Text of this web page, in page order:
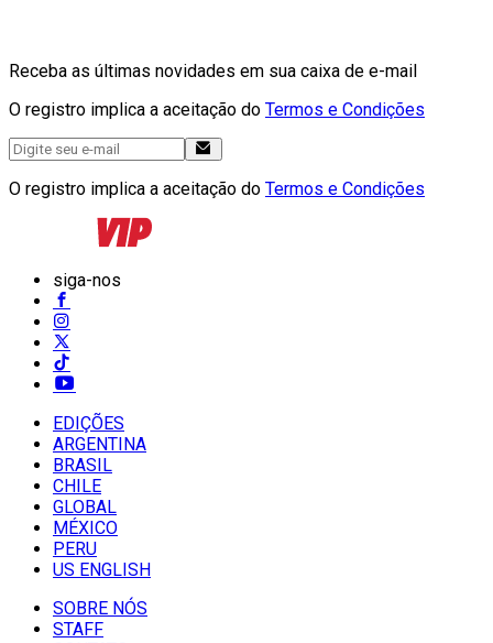
Receba as últimas novidades em sua caixa de e-mail
O registro implica a aceitação do Termos e Condições
O registro implica a aceitação do Termos e Condições
siga-nos
EDIÇÕES
ARGENTINA
BRASIL
CHILE
GLOBAL
MÉXICO
PERU
US ENGLISH
SOBRE NÓS
STAFF